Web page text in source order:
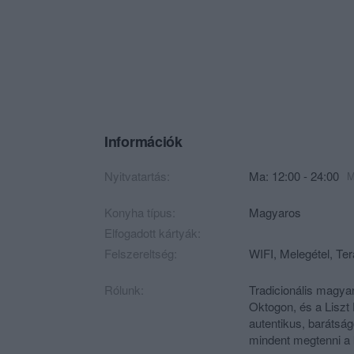
Információk
Nyitvatartás: Ma: 12:00 - 24:00
Konyha típus:
Magyaros
Elfogadott kártyák:
Felszereltség:
WIFI, Melegétel,
Rólunk:
Tradicionális
Oktogon, és a
autentikus,
mindent megtenni